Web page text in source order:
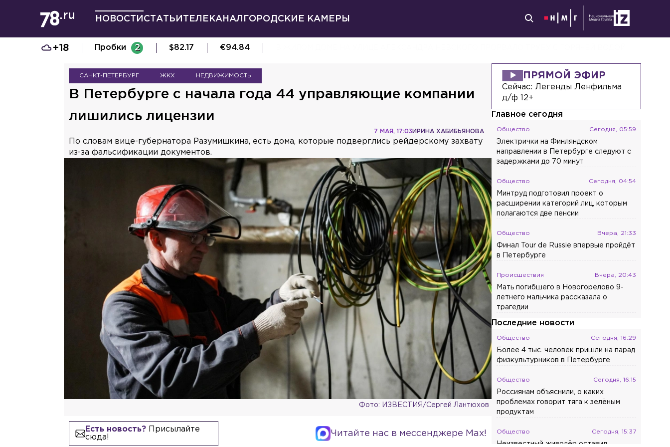
НОВОСТИ СТАТЬИ ТЕЛЕКАНАЛ ГОРОДСКИЕ КАМЕРЫ
+18 Пробки 2 $82.17 €94.84
САНКТ-ПЕТЕРБУРГ ЖКХ НЕДВИЖИМОСТЬ
В Петербурге с начала года 44 управляющие компании
лишились лицензии
ИРИНА ХАБИБЬЯНОВА
7 МАЯ, 17:03
По словам вице-губернатора Разумишкина, есть дома, которые подверглись рейдерскому захвату
из-за фальсификации документов.
Фото: ИЗВЕСТИЯ/Сергей Лантюхов
Есть новость?Присылайте
сюда!
Читайте нас в мессенджере Max!
ПРЯМОЙ ЭФИР
Сейчас:Легенды Ленфильма
д/ф 12+
Главное сегодня
Общество Сегодня, 05:59
Электрички на Финляндском
направлении в Петербурге следуют с
задержками до 70 минут
Общество Сегодня, 04:54
Минтруд подготовил проект о
расширении категорий лиц, которым
полагаются две пенсии
Общество Вчера, 21:33
Финал Tour de Russie впервые пройдёт
в Петербурге
Происшествия Вчера, 20:43
Мать погибшего в Новогорелово 9-
летнего мальчика рассказала о
трагедии
Последние новости
Общество Сегодня, 16:29
Более 4 тыс. человек пришли на парад
физкультурников в Петербурге
Общество Сегодня, 16:15
Россиянам объяснили, о каких
проблемах говорит тяга к зелёным
продуктам
Общество Сегодня, 15:37
Неизвестный живодёр оставил